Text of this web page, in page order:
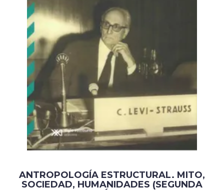
ANTROPOLOGÍA ESTRUCTURAL. MITO,
SOCIEDAD, HUMANIDADES (SEGUNDA